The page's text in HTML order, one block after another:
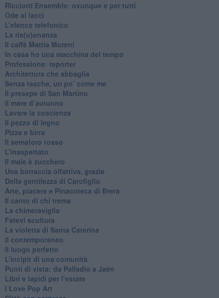
​Ricciotti Ensemble: ovunque e per tutti
Ode ai lacci
​L’elenco telefonico
​La ris(u)onanza
​Il caffè Mattia Moreni
​In casa ho una macchina del tempo
Professione: reporter
Architettura che abbaglia
​Senza tasche, un po’ come me
​Il presepe di San Martino
​Il mare d’autunno
​Lavare la coscienza
​Il pezzo di legno
​Pizza e birra
​Il semaforo rosso
​L’inaspettato
​Il male è zucchero
​Una borraccia olfattiva, grazie
​Della gentilezza di Carofiglio
Arte, piacere e Pinacoteca di Brera
​Il canto di chi trema
La chimeraviglia
​Fatevi scultura
​La violetta di Santa Caterina
​Il contemporaneo
​Il luogo perfetto
​L’incipit di una comunità
Punti di vista: da Palladio a Jaén
​Libri e lapidi per l’estate
​I Love Pop Art